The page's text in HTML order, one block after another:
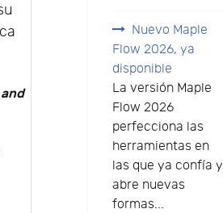
Nuevo Maple
Flow 2026, ya
disponible
La versión Maple
Flow 2026
perfecciona las
herramientas en
las que ya confía y
abre nuevas
formas...